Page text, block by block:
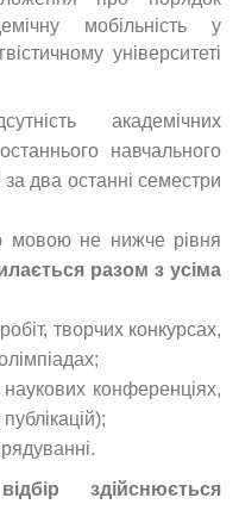
мобільність у
університеті
академічних
навчального
за два останні семестри
мовою не нижче рівня
разом з усіма
творчих конкурсах,
конференціях,
здійснюється